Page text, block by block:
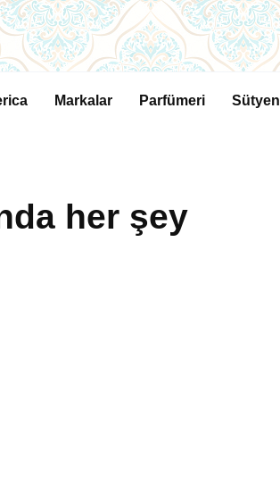
Markalar Parfümeri Sütyen
her şey